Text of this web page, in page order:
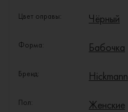
Цвет оправы: Чёрный
Форма: Бабочка
Бренд: Hickmann
Пол: Женские